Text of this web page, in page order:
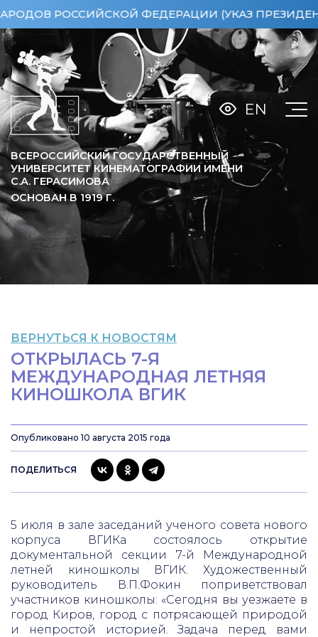
РОССИЙСКОЙ ФЕДЕРАЦИИ (УКАЗ ПРЕЗИДЕНТА
ВСЕРОССИЙСКИЙ ГОСУДАРСТВЕННЫЙ
УНИВЕРСИТЕТ КИНЕМАТОГРАФИИ ИМЕНИ
С.А. ГЕРАСИМОВА
ОСНОВАН В 1919Г.
EN
ВЕРНУТЬСЯ К НОВОСТЯМ
ОТКРЫЛАСЬ 7-Я
МЕЖДУНАРОДНАЯ ЛЕТНЯЯ
КИНОШКОЛА ВГИК
Опубликовано 10 августа 2015 года
ПОДЕЛИТЬСЯ
5 июля в зале заседаний ученого совета нового
корпуса ВГИКа состоялось открытие
документальной секции 7-й Международной
летней киношколы ВГИК. Художественный
руководитель В.П.Фокин поприветствовал
участников киношколы: «Сегодня вы уезжаете в
город Киров, город с потрясающей природой
и непростой историей. Задача перед вами